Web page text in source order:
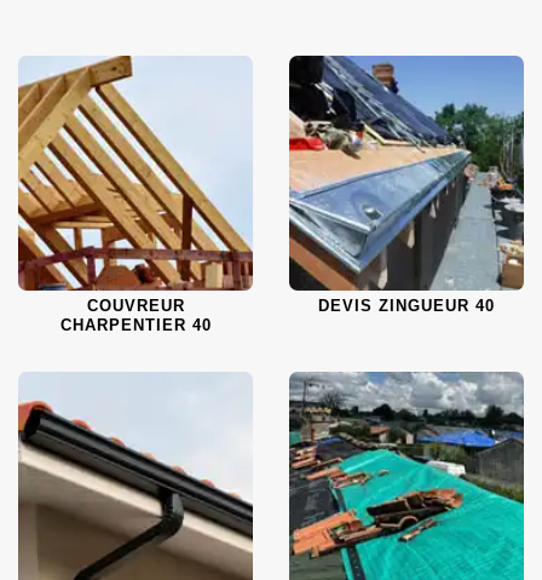
COUVREUR
CHARPENTIER 40
DEVIS ZINGUEUR 40